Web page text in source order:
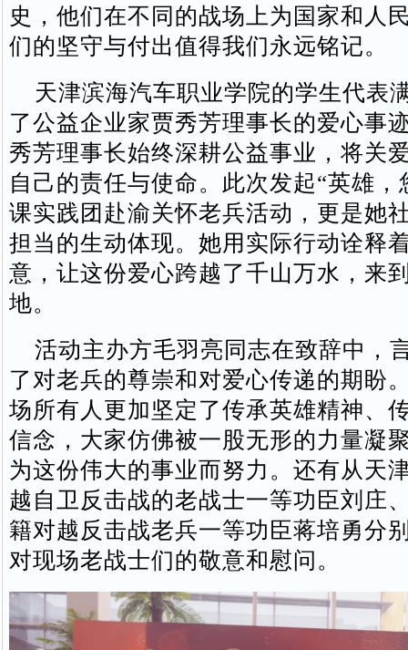
史，他们在不同的战场上为国家和人
们的坚守与付出值得我们永远铭记。
天津滨海汽车职业学院的学生代表
了公益企业家贾秀芳理事长的爱心事
秀芳理事长始终深耕公益事业，将关
自己的责任与使命。此次发起“英雄，
课实践团赴渝关怀老兵活动，更是她
担当的生动体现。她用实际行动诠释
意，让这份爱心跨越了千山万水，来
地。
活动主办方毛羽亮同志在致辞中，
了对老兵的尊崇和对爱心传递的期盼
场所有人更加坚定了传承英雄精神、
信念，大家仿佛被一股无形的力量凝
为这份伟大的事业而努力。还有从天
越自卫反击战的老战士一等功臣刘庄
籍对越反击战老兵一等功臣蒋培勇分
对现场老战士们的敬意和慰问。